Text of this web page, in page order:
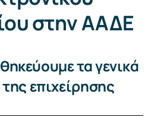
στην ΑΑΔΕ
τα γενικά
της επιχείρησης